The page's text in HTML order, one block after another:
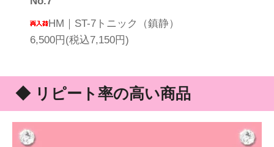
HM｜ST-7トニック（鎮静）
6,500円(税込7,150円)
◆ リピート率の高い商品